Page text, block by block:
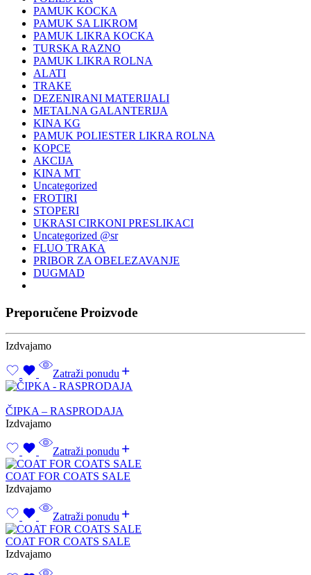
PAMUK KOCKA
PAMUK SA LIKROM
PAMUK LIKRA KOCKA
TURSKA RAZNO
PAMUK LIKRA ROLNA
ALATI
TRAKE
DEZENIRANI MATERIJALI
METALNA GALANTERIJA
KINA KG
PAMUK POLIESTER LIKRA ROLNA
KOPCE
AKCIJA
KINA MT
Uncategorized
FROTIRI
STOPERI
UKRASI CIRKONI PRESLIKACI
Uncategorized @sr
FLUO TRAKA
PRIBOR ZA OBELEZAVANJE
DUGMAD
Preporučene Proizvode
Izdvajamo
Zatraži ponudu
ČIPKA – RASPRODAJA
Izdvajamo
Zatraži ponudu
COAT FOR COATS SALE
Izdvajamo
Zatraži ponudu
COAT FOR COATS SALE
Izdvajamo